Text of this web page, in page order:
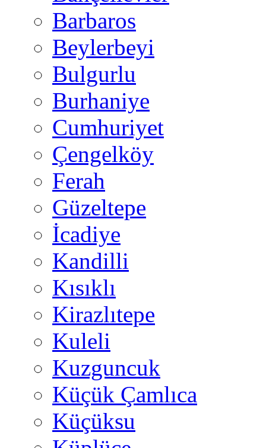
Barbaros
Beylerbeyi
Bulgurlu
Burhaniye
Cumhuriyet
Çengelköy
Ferah
Güzeltepe
İcadiye
Kandilli
Kısıklı
Kirazlıtepe
Kuleli
Kuzguncuk
Küçük Çamlıca
Küçüksu